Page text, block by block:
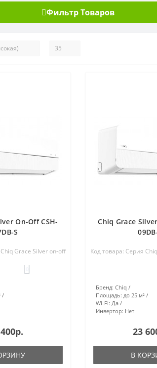
Фильтр Товаров
On-Off CSH-
S
Grace Silver on-off
Chiq Grace
Код товара: Серия
Бренд: Chiq
Площадь: до 25 м²
Wi-Fi: Да
Инвертор: Нет
23
В